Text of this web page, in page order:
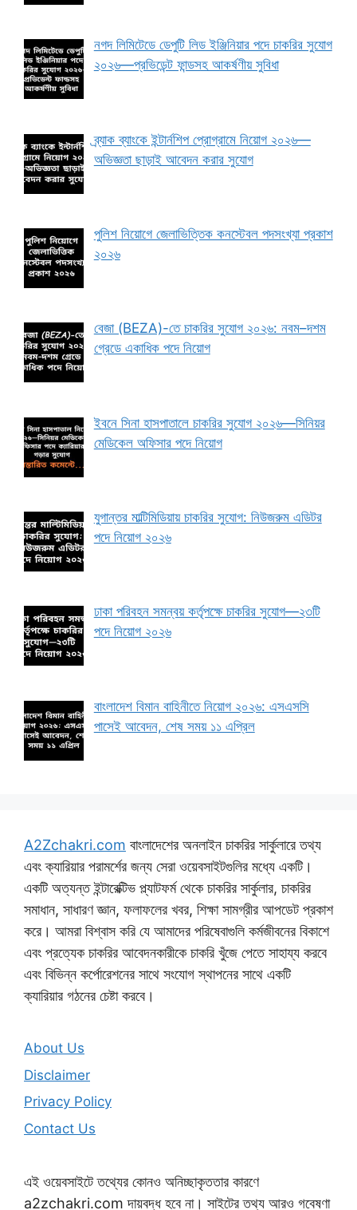
নগদ লিমিটেডে ডেপুটি লিড ইঞ্জিনিয়ার পদে চাকরির সুযোগ
২০২৬—প্রভিডেন্ট ফান্ডসহ আকর্ষণীয় সুবিধা
ব্র্যাক ব্যাংকে ইন্টার্নশিপ প্রোগ্রামে নিয়োগ ২০২৬—
অভিজ্ঞতা ছাড়াই আবেদন করার সুযোগ
পুলিশ নিয়োগে জেলাভিত্তিক কনস্টেবল পদসংখ্যা প্রকাশ
২০২৬
বেজা (BEZA)-তে চাকরির সুযোগ ২০২৬: নবম–দশম
গ্রেডে একাধিক পদে নিয়োগ
ইবনে সিনা হাসপাতালে চাকরির সুযোগ ২০২৬—সিনিয়র
মেডিকেল অফিসার পদে নিয়োগ
যুগান্তর মাল্টিমিডিয়ায় চাকরির সুযোগ: নিউজরুম এডিটর
পদে নিয়োগ ২০২৬
ঢাকা পরিবহন সমন্বয় কর্তৃপক্ষে চাকরির সুযোগ—২৩টি
পদে নিয়োগ ২০২৬
বাংলাদেশ বিমান বাহিনীতে নিয়োগ ২০২৬: এসএসসি
পাসেই আবেদন, শেষ সময় ১১ এপ্রিল
A2Zchakri.com বাংলাদেশের অনলাইন চাকরির সার্কুলারে তথ্য
এবং ক্যারিয়ার পরামর্শের জন্য সেরা ওয়েবসাইটগুলির মধ্যে একটি।
একটি অত্যন্ত ইন্টারেক্টিভ প্ল্যাটফর্ম থেকে চাকরির সার্কুলার, চাকরির
সমাধান, সাধারণ জ্ঞান, ফলাফলের খবর, শিক্ষা সামগ্রীর আপডেট প্রকাশ
করে। আমরা বিশ্বাস করি যে আমাদের পরিষেবাগুলি কর্মজীবনের বিকাশে
এবং প্রত্যেক চাকরির আবেদনকারীকে চাকরি খুঁজে পেতে সাহায্য করবে
এবং বিভিন্ন কর্পোরেশনের সাথে সংযোগ স্থাপনের সাথে একটি
ক্যারিয়ার গঠনের চেষ্টা করবে।
About Us
Disclaimer
Privacy Policy
Contact Us
এই ওয়েবসাইটে তথ্যের কোনও অনিচ্ছাকৃততার কারণে
a2zchakri.com দায়বদ্ধ হবে না। সাইটের তথ্য আরও গবেষণা